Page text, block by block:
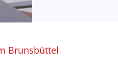
Brunsbüttel